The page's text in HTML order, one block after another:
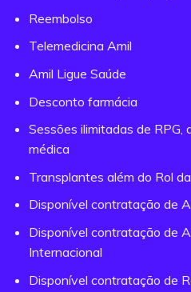
Reembolso
Telemedicina Amil
Amil Ligue Saúde
Desconto farmácia
Sessões ilimitadas de RPG,
médica
Transplantes além do Rol
Disponível contratação de
Disponível contratação de
Internacional
Disponível contratação de